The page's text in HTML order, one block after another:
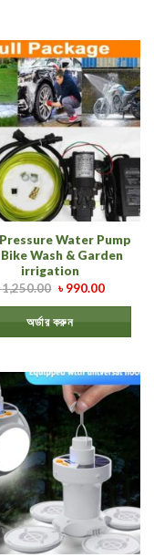
Water Pump
Wash & Garden
irrigation
1,250.00 ৳990.00
অর্ডার করুন